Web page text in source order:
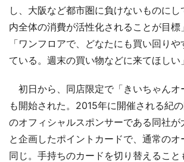
し、大阪など都市圏に負けないものに
内全体の消費が活性化されることが目標
「ワンフロアで、どなたにも買い回り
ている。週末の買い物などに来てほしい
初日から、同店限定で「きいちゃんオ
も開始された。2015年に開催される紀
のオフィシャルスポンサーである同社が
と企画したポイントカードで、通常の
同じ。手持ちのカードを切り替えるこ